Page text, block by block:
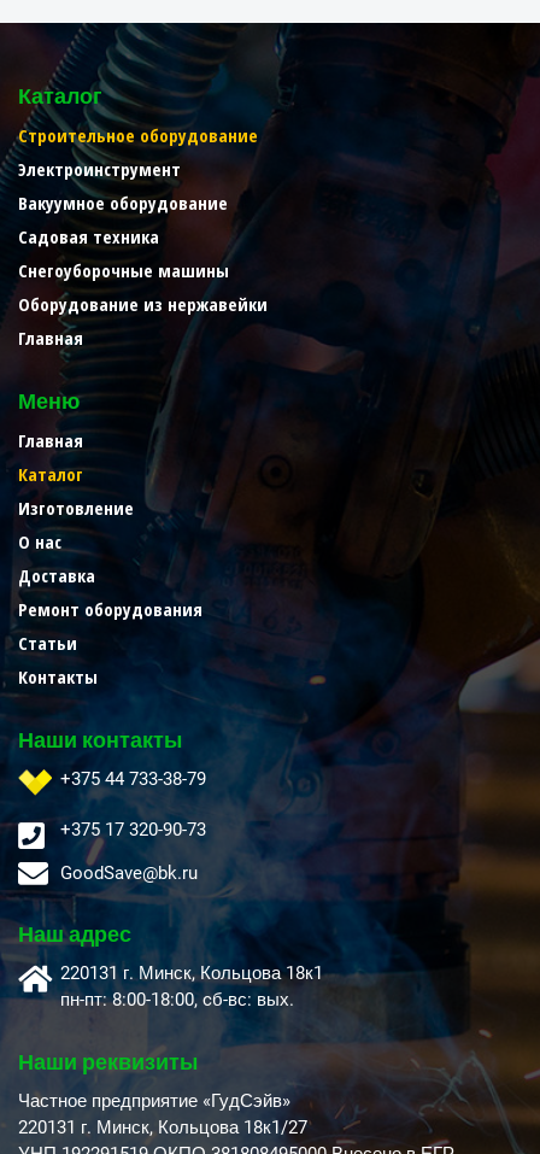
Каталог
Строительное оборудование
Электроинструмент
Вакуумное оборудование
Садовая техника
Снегоуборочные машины
Оборудование из нержавейки
Главная
Меню
Главная
Каталог
Изготовление
О нас
Доставка
Ремонт оборудования
Статьи
Контакты
Наши контакты
+375 44 733-38-79
+375 17 320-90-73
GoodSave@bk.ru
Наш адрес
220131 г. Минск, Кольцова 18к1
пн-пт: 8:00-18:00, cб-вс: вых.
Наши реквизиты
Частное предприятие «ГудСэйв»
220131 г. Минск, Кольцова 18к1/27